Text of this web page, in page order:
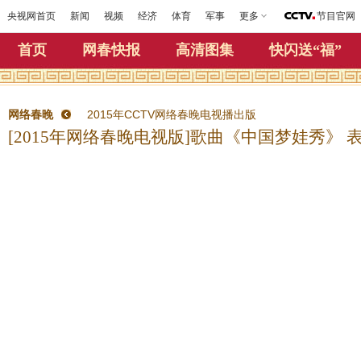
央视网首页 新闻 视频 经济 体育 军事 更多 节目官网
首页 网春快报 高清图集 快闪送“福”
网络春晚 2015年CCTV网络春晚电视播出版
[2015年网络春晚电视版]歌曲《中国梦娃秀》